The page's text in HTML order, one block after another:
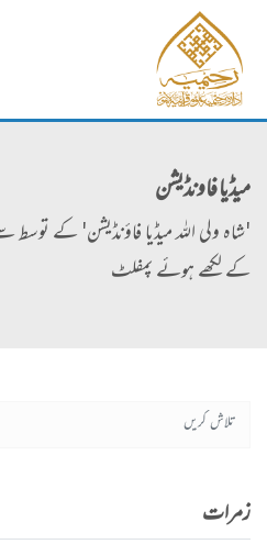
میڈیا فاونڈیشن
'شاہ ولی اللہ میڈیا فاؤنڈیشن' کے توسط
کے لکھے ہوئے پمفلٹ
زمرات